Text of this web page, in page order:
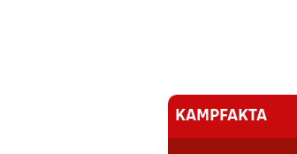
KAMPFAKTA